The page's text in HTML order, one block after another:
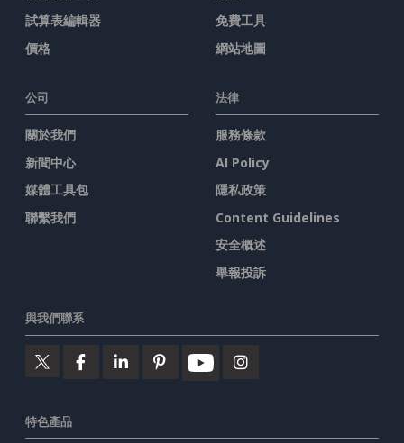
試算表編輯器
價格
免費工具
網站地圖
公司
關於我們
新聞中心
媒體工具包
聯繫我們
法律
服務條款
AI Policy
隱私政策
Content Guidelines
安全概述
舉報投訴
與我們聯系
特色產品